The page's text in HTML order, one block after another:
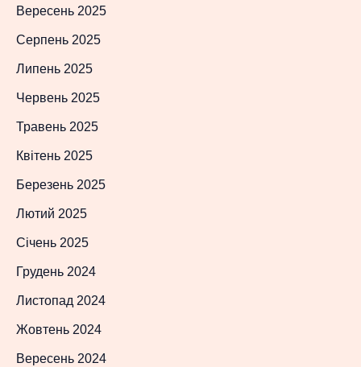
Вересень 2025
Серпень 2025
Липень 2025
Червень 2025
Травень 2025
Квітень 2025
Березень 2025
Лютий 2025
Січень 2025
Грудень 2024
Листопад 2024
Жовтень 2024
Вересень 2024